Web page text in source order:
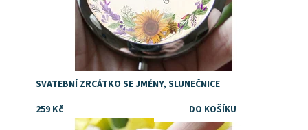
SVATEBNÍ ZRCÁTKO SE JMÉNY, SLUNEČNICE
259 Kč
Dostupnost:
Skladem